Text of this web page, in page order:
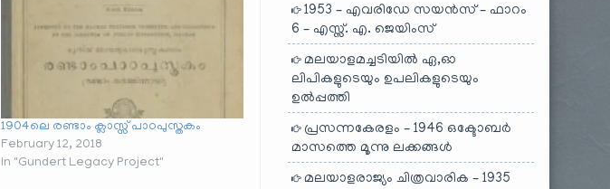
1904ലെ രണ്ടാം ക്ലാസ്സ് പാഠപുസ്തകം
February 12, 2018
In "Gundert Legacy Project"
1953 – എവരിഡേ സയൻസ് – ഫാറം
6 – എസ്സ്. എ. ജെയിംസ്
മലയാളമച്ചടിയിൽ ഏ,ഓ
ലിപികളുടെയും ഉപലികളുടെയും
ഉൽപ്പത്തി
പ്രസന്നകേരളം – 1946 ഒക്ടോബർ
മാസത്തെ മൂന്നു ലക്കങ്ങൾ
മലയാളരാജ്യം ചിത്രവാരിക – 1935